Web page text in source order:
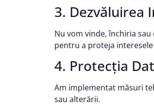
3. Dezvăluirea
Nu vom vinde, închiria
pentru a proteja
4. Protecția
Am implementat măsuri
sau alterării.